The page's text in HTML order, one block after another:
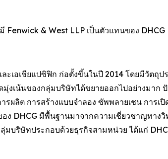
Fenwick & West LLP เป็นตัวแทนของ DHCG
เอเชียแปซิฟิก ก่อตั้งขึ้นในปี 2014 โดยมีวัตถุปร
งเน้นของกลุ่มบริษัทได้ขยายออกไปอย่างมาก
ลิต การสร้างแบบจำลอง ซัพพลายเชน การเ
DHCG มีพื้นฐานมาจากความเชี่ยวชาญทาง
บริษัทประกอบด้วยธุรกิจสามหน่วย ได้แก่